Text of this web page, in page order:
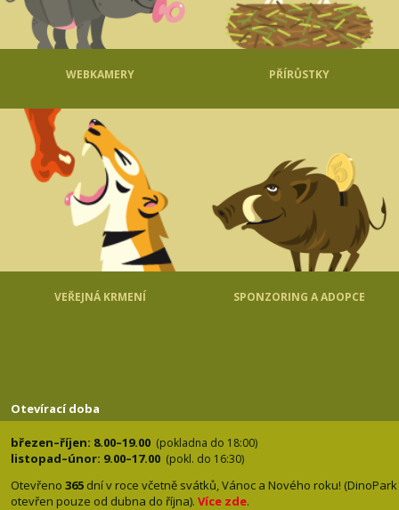
WEBKAMERY PŘÍRŮSTKY
VEŘEJNÁ KRMENÍ SPONZORING A ADOPCE
Otevírací doba
březen–říjen: 8.00–19.00 (pokladna do 18:00)
listopad–únor: 9.00–17.00 (pokl. do 16:30)
Otevřeno 365 dní v roce včetně svátků, Vánoc a Nového roku! (DinoPark
otevřen pouze od dubna do října). Více zde.